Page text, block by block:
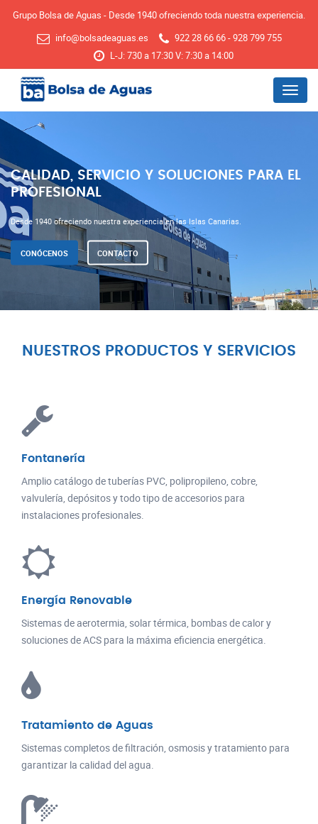
Grupo Bolsa de Aguas - Desde 1940 ofreciendo toda nuestra experiencia.
info@bolsadeaguas.es
922 28 66 66 - 928 799 755
L-J: 730 a 17:30 V: 7:30 a 14:00
Menu
CALIDAD, SERVICIO Y SOLUCIONES PARA EL
PROFESIONAL
Desde 1940 ofreciendo nuestra experiencia en las Islas Canarias.
CONÓCENOS CONTACTO
NUESTROS PRODUCTOS Y SERVICIOS
Fontanería
Amplio catálogo de tuberías PVC, polipropileno, cobre,
valvulería, depósitos y todo tipo de accesorios para
instalaciones profesionales.
Energía Renovable
Sistemas de aerotermia, solar térmica, bombas de calor y
soluciones de ACS para la máxima eficiencia energética.
Tratamiento de Aguas
Sistemas completos de filtración, osmosis y tratamiento para
garantizar la calidad del agua.